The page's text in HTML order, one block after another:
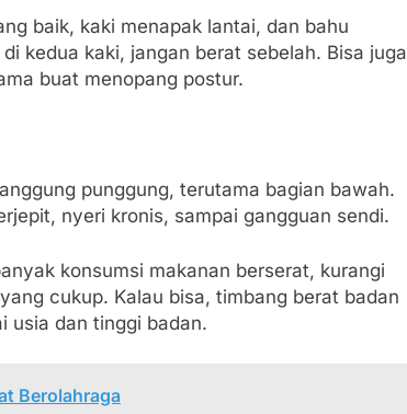
baik, kaki menapak lantai, dan bahu
kedua kaki, jangan berat sebelah. Bisa juga
buat menopang postur.
punggung, terutama bagian bawah.
nyeri kronis, sampai gangguan sendi.
konsumsi makanan berserat, kurangi
cukup. Kalau bisa, timbang berat badan
usia dan tinggi badan.
Berolahraga